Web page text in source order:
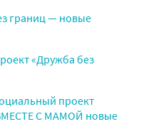
границ — новые
«Дружба без
проект
С МАМОЙ новые